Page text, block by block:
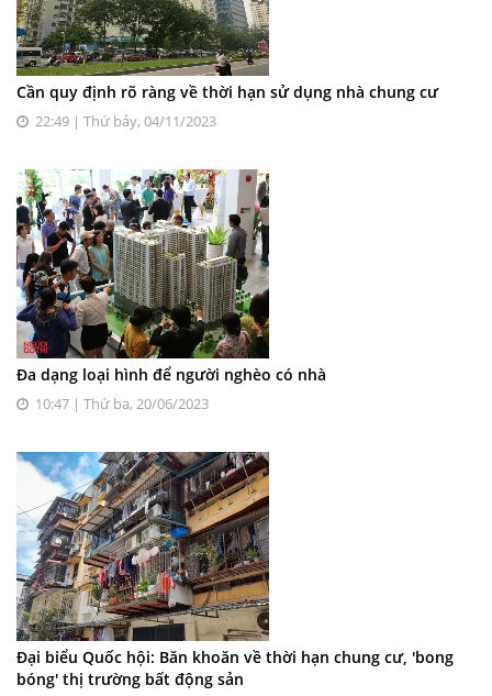
Cần quy định rõ ràng về thời hạn sử dụng nhà chung cư
22:49 | Thứ bảy, 04/11/2023
Đa dạng loại hình để người nghèo có nhà
10:47 | Thứ ba, 20/06/2023
Đại biểu Quốc hội: Băn khoăn về thời hạn chung cư, 'bong
bóng' thị trường bất động sản